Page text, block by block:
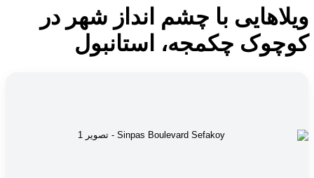
ویلاهایی با چشم انداز شهر در
کوچوک چکمجه، استانبول